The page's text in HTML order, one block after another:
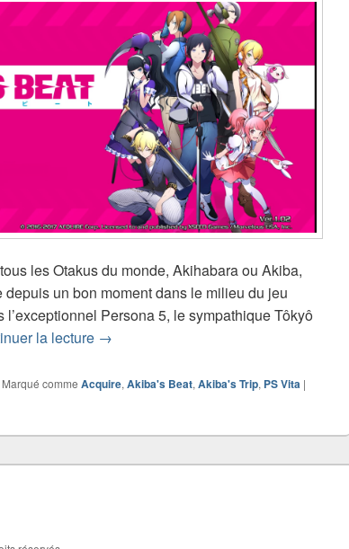
les Otakus du monde, Akihabara ou Akiba,
un bon moment dans le milieu du jeu
Persona 5, le sympathique Tôkyô
la lecture Test de Akiba’s Beat (PS Vita)
→
Marqué comme Acquire, Akiba's Beat, Akiba's Trip, PS Vita |